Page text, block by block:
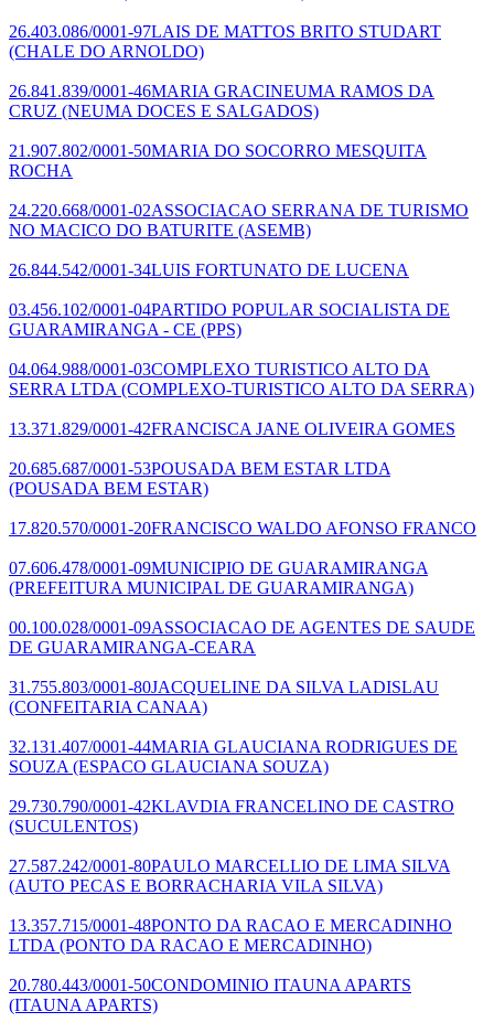
26.403.086/0001-97LAIS DE MATTOS BRITO STUDART
(CHALE DO ARNOLDO)
26.841.839/0001-46MARIA GRACINEUMA RAMOS DA
CRUZ (NEUMA DOCES E SALGADOS)
21.907.802/0001-50MARIA DO SOCORRO MESQUITA
ROCHA
24.220.668/0001-02ASSOCIACAO SERRANA DE TURISMO
NO MACICO DO BATURITE (ASEMB)
26.844.542/0001-34LUIS FORTUNATO DE LUCENA
03.456.102/0001-04PARTIDO POPULAR SOCIALISTA DE
GUARAMIRANGA - CE (PPS)
04.064.988/0001-03COMPLEXO TURISTICO ALTO DA
SERRA LTDA (COMPLEXO-TURISTICO ALTO DA SERRA)
13.371.829/0001-42FRANCISCA JANE OLIVEIRA GOMES
20.685.687/0001-53POUSADA BEM ESTAR LTDA
(POUSADA BEM ESTAR)
17.820.570/0001-20FRANCISCO WALDO AFONSO FRANCO
07.606.478/0001-09MUNICIPIO DE GUARAMIRANGA
(PREFEITURA MUNICIPAL DE GUARAMIRANGA)
00.100.028/0001-09ASSOCIACAO DE AGENTES DE SAUDE
DE GUARAMIRANGA-CEARA
31.755.803/0001-80JACQUELINE DA SILVA LADISLAU
(CONFEITARIA CANAA)
32.131.407/0001-44MARIA GLAUCIANA RODRIGUES DE
SOUZA (ESPACO GLAUCIANA SOUZA)
29.730.790/0001-42KLAVDIA FRANCELINO DE CASTRO
(SUCULENTOS)
27.587.242/0001-80PAULO MARCELLIO DE LIMA SILVA
(AUTO PECAS E BORRACHARIA VILA SILVA)
13.357.715/0001-48PONTO DA RACAO E MERCADINHO
LTDA (PONTO DA RACAO E MERCADINHO)
20.780.443/0001-50CONDOMINIO ITAUNA APARTS
(ITAUNA APARTS)